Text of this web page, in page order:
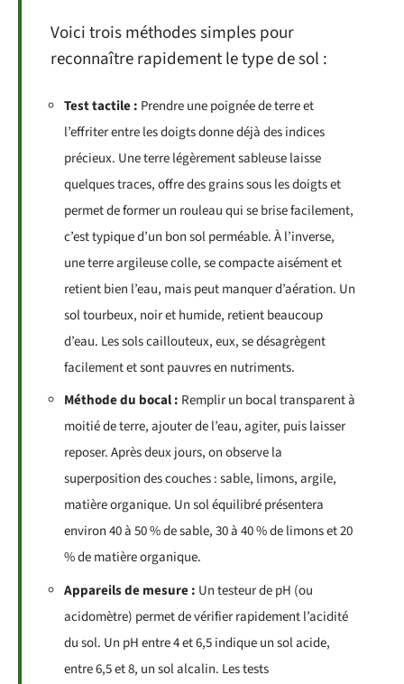
Voici trois méthodes simples pour
reconnaître rapidement le type de sol :
Test tactile : Prendre une poignée de terre et
l’effriter entre les doigts donne déjà des indices
précieux. Une terre légèrement sableuse laisse
quelques traces, offre des grains sous les doigts et
permet de former un rouleau qui se brise facilement,
c’est typique d’un bon sol perméable. À l’inverse,
une terre argileuse colle, se compacte aisément et
retient bien l’eau, mais peut manquer d’aération. Un
sol tourbeux, noir et humide, retient beaucoup
d’eau. Les sols caillouteux, eux, se désagrègent
facilement et sont pauvres en nutriments.
Méthode du bocal : Remplir un bocal transparent à
moitié de terre, ajouter de l’eau, agiter, puis laisser
reposer. Après deux jours, on observe la
superposition des couches : sable, limons, argile,
matière organique. Un sol équilibré présentera
environ 40 à 50 % de sable, 30 à 40 % de limons et 20
% de matière organique.
Appareils de mesure : Un testeur de pH (ou
acidomètre) permet de vérifier rapidement l’acidité
du sol. Un pH entre 4 et 6,5 indique un sol acide,
entre 6,5 et 8, un sol alcalin. Les tests